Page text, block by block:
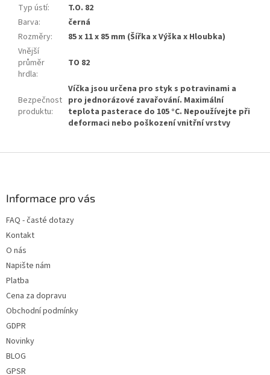
Typ ústí:
T.O. 82
Barva:
černá
Rozměry:
85 x 11 x 85 mm (Šířka x Výška x Hloubka)
Vnější
průměr
hrdla:
TO 82
Bezpečnost
produktu:
Víčka jsou určena pro styk s potravinami a
pro jednorázové zavařování. Maximální
teplota pasterace do 105 °C. Nepoužívejte při
deformaci nebo poškození vnitřní vrstvy
Informace pro vás
FAQ - časté dotazy
Kontakt
O nás
Napište nám
Platba
Cena za dopravu
Obchodní podmínky
GDPR
Novinky
BLOG
GPSR